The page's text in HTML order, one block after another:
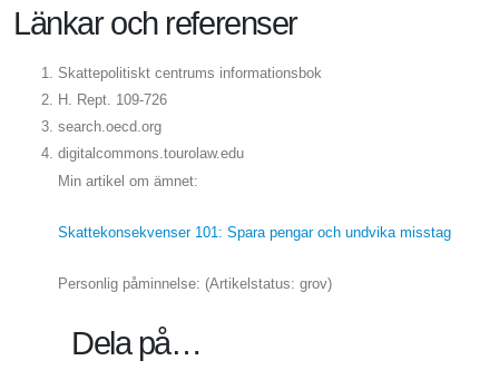
Länkar och referenser
Skattepolitiskt centrums informationsbok
H. Rept. 109-726
search.oecd.org
digitalcommons.tourolaw.edu
Min artikel om ämnet:
Skattekonsekvenser 101: Spara pengar och undvika misstag
Personlig påminnelse: (Artikelstatus: grov)
Dela på…